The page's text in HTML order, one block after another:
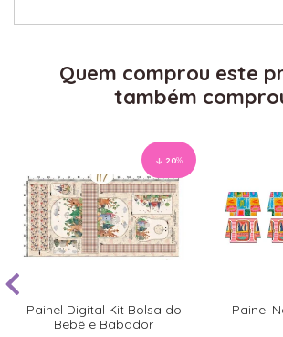
Quem comprou este
também
20%
Painel Digital Kit Bolsa do
Bebê e Babador
Painel